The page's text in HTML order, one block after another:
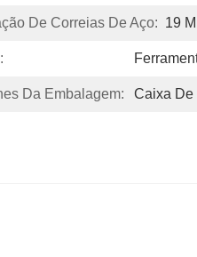
De Correias De Aço: 19
Da Embalagem: Caixa De